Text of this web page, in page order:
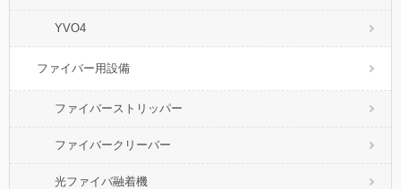
YVO4
ファイバー用設備
ファイバーストリッパー
ファイバークリーバー
光ファイバ融着機